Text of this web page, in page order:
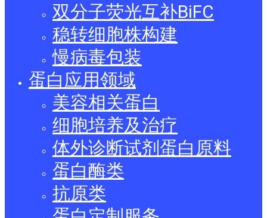
双分子荧光互补BiFC
稳转细胞株构建
慢病毒包装
蛋白应用领域
美容相关蛋白
细胞培养及治疗
体外诊断试剂蛋白原料
蛋白酶类
抗原类